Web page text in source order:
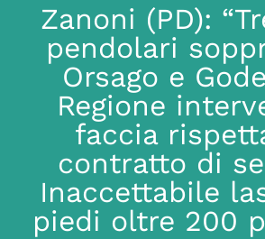
Zanoni (PD):
pendolari
Orsago e
Regione
faccia
contratto di
Inaccettabile
piedi oltre 200